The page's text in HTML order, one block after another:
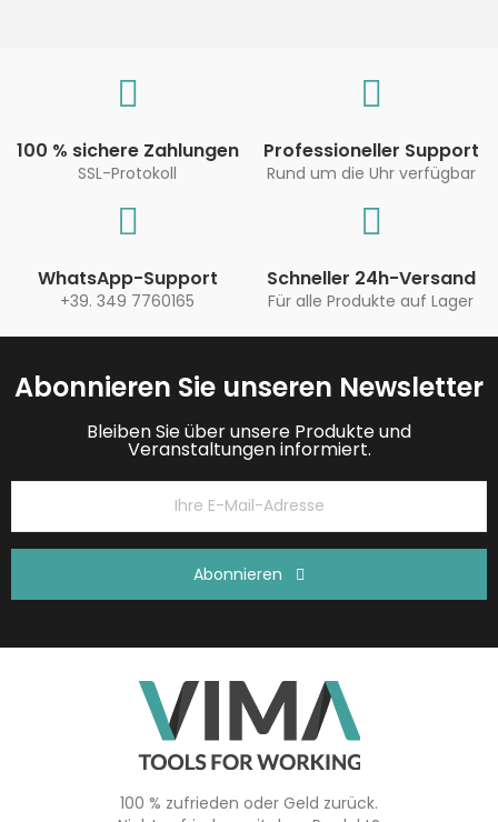
100 % sichere Zahlungen
SSL-Protokoll
Professioneller Support
Rund um die Uhr verfügbar
WhatsApp-Support
+39. 349 7760165
Schneller 24h-Versand
Für alle Produkte auf Lager
Abonnieren Sie unseren Newsletter
Bleiben Sie über unsere Produkte und
Veranstaltungen informiert.
Abonnieren
100 % zufrieden oder Geld zurück.